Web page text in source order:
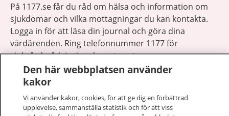
På 1177.se får du råd om hälsa och information om
sjukdomar och vilka mottagningar du kan kontakta.
Logga in för att läsa din journal och göra dina
vårdärenden. Ring telefonnummer 1177 för
sjukvårdsrådgivning dygnet runt.
1177 ger dig råd när du vill må bättre.
Den här webbplatsen använder
kakor
Vi använder kakor, cookies, för att ge dig en förbättrad
upplevelse, sammanställa statistik och för att viss